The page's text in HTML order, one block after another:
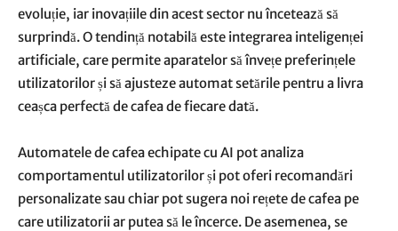
evoluție, iar inovațiile din acest sector nu încetează să
surprindă. O tendință notabilă este integrarea inteligenței
artificiale, care permite aparatelor să învețe preferințele
utilizatorilor și să ajusteze automat setările pentru a livra
ceașca perfectă de cafea de fiecare dată.
Automatele de cafea echipate cu AI pot analiza
comportamentul utilizatorilor și pot oferi recomandări
personalizate sau chiar pot sugera noi rețete de cafea pe
care utilizatorii ar putea să le încerce. De asemenea, se